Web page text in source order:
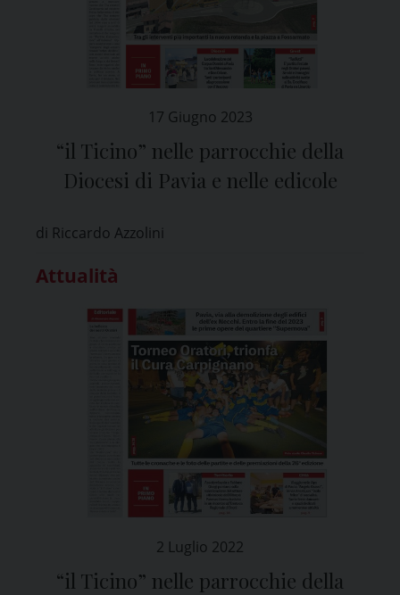
17 Giugno 2023
“il Ticino” nelle parrocchie della
Diocesi di Pavia e nelle edicole
di Riccardo Azzolini
Attualità
2 Luglio 2022
“il Ticino” nelle parrocchie della